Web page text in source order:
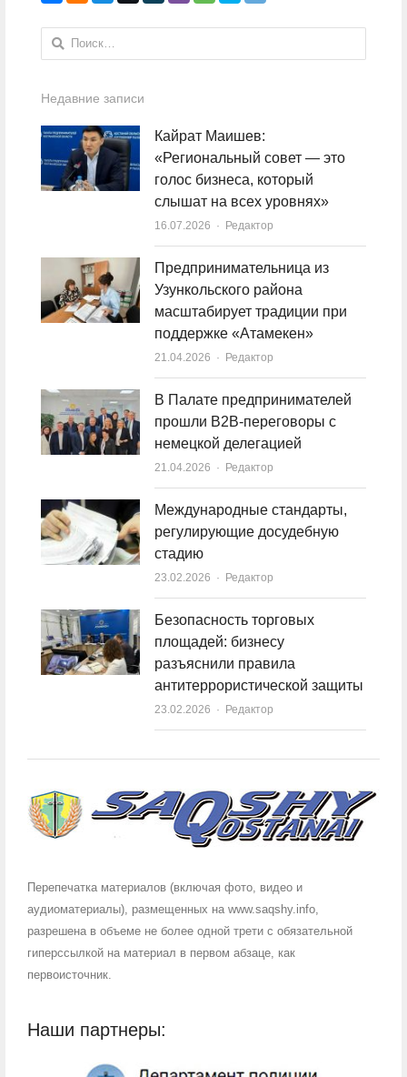
Найти:
Недавние записи
Кайрат Маишев:
«Региональный совет — это
голос бизнеса, который
слышат на всех уровнях»
16.07.2026 Author
Редактор
Предпринимательница из
Узункольского района
масштабирует традиции при
поддержке «Атамекен»
21.04.2026 Author
Редактор
В Палате предпринимателей
прошли B2B-переговоры с
немецкой делегацией
21.04.2026 Author
Редактор
Международные стандарты,
регулирующие досудебную
стадию
23.02.2026 Author
Редактор
Безопасность торговых
площадей: бизнесу
разъяснили правила
антитеррористической защиты
23.02.2026 Author
Редактор
Перепечатка материалов (включая фото, видео и
аудиоматериалы), размещенных на www.saqshy.info,
разрешена в объеме не более одной трети с обязательной
гиперссылкой на материал в первом абзаце, как
первоисточник.
Наши партнеры: